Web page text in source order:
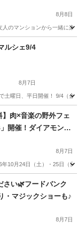
8月8日
のマンションから一緒に楽
会
ルシェ9/4
8月7日
曜日、平日開催！ 9/4（金
シェ
】肉×音楽の野外フェ
開催！ダイアモンド
田山田による「吉
演決定！町田シバヒ
が集結！家族・子
すめ
8月7日
10月24日（土）・25日（
さい🌿フードバンク
・マジックショーも♪
8月7日